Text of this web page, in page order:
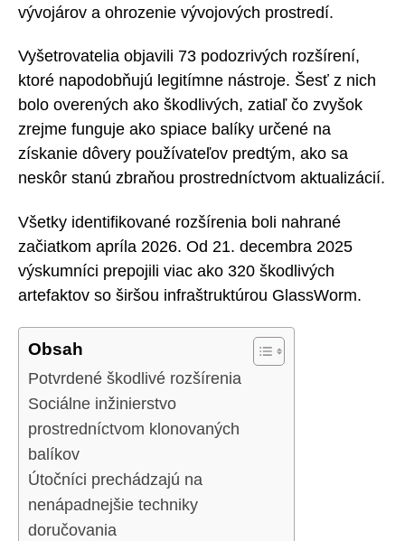
vývojárov a ohrozenie vývojových prostredí.
Vyšetrovatelia objavili 73 podozrivých rozšírení,
ktoré napodobňujú legitímne nástroje. Šesť z nich
bolo overených ako škodlivých, zatiaľ čo zvyšok
zrejme funguje ako spiace balíky určené na
získanie dôvery používateľov predtým, ako sa
neskôr stanú zbraňou prostredníctvom aktualizácií.
Všetky identifikované rozšírenia boli nahrané
začiatkom apríla 2026. Od 21. decembra 2025
výskumníci prepojili viac ako 320 škodlivých
artefaktov so širšou infraštruktúrou GlassWorm.
Obsah
Potvrdené škodlivé rozšírenia
Sociálne inžinierstvo
prostredníctvom klonovaných
balíkov
Útočníci prechádzajú na
nenápadnejšie techniky
doručovania